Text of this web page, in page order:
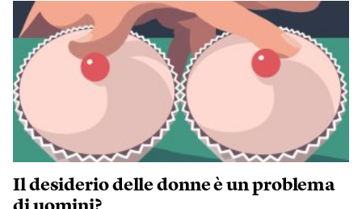
Il desiderio delle donne è un problema